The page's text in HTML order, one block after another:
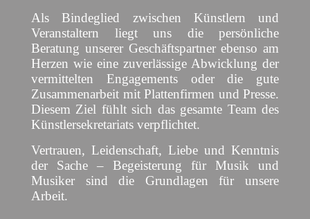
Als Bindeglied zwischen Künstlern und
Veranstaltern liegt uns die persönliche
Beratung unserer Geschäftspartner ebenso am
Herzen wie eine zuverlässige Abwicklung der
vermittelten Engagements oder die gute
Zusammenarbeit mit Plattenfirmen und Presse.
Diesem Ziel fühlt sich das gesamte Team des
Künstlersekretariats verpflichtet.
Vertrauen, Leidenschaft, Liebe und Kenntnis
der Sache – Begeisterung für Musik und
Musiker sind die Grundlagen für unsere
Arbeit.